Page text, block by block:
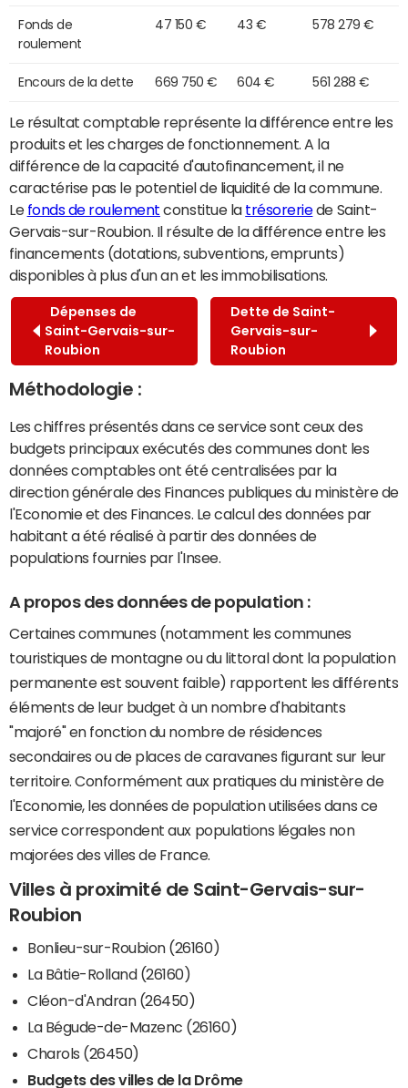
Fonds de
roulement
47 150 € 43 € 578 279 €
Encours de la dette 669 750 € 604 € 561 288 €
Le résultat comptable représente la différence entre les
produits et les charges de fonctionnement. A la
différence de la capacité d'autofinancement, il ne
caractérise pas le potentiel de liquidité de la commune.
Le fonds de roulement constitue la trésoreriede Saint-
Gervais-sur-Roubion. Il résulte de la différence entre les
financements (dotations, subventions, emprunts)
disponibles à plus d'un an et les immobilisations.
Dépenses de
Saint-Gervais-sur-
Roubion
Dette de Saint-
Gervais-sur-
Roubion
Méthodologie :
Les chiffres présentés dans ce service sont ceux des
budgets principaux exécutés des communes dont les
données comptables ont été centralisées par la
direction générale des Finances publiques du ministère de
l'Economie et des Finances. Le calcul des données par
habitant a été réalisé à partir des données de
populations fournies par l'Insee.
A propos des données de population :
Certaines communes (notamment les communes
touristiques de montagne ou du littoral dont la population
permanente est souvent faible) rapportent les différents
éléments de leur budget à un nombre d'habitants
"majoré" en fonction du nombre de résidences
secondaires ou de places de caravanes figurant sur leur
territoire. Conformément aux pratiques du ministère de
l'Economie, les données de population utilisées dans ce
service correspondent aux populations légales non
majorées des villes de France.
Villes à proximité de Saint-Gervais-sur-
Roubion
Bonlieu-sur-Roubion (26160)
La Bâtie-Rolland (26160)
Cléon-d'Andran (26450)
La Bégude-de-Mazenc (26160)
Charols (26450)
Budgets des villes de la Drôme